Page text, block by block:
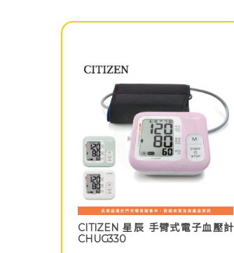
CITIZEN 星辰 手臂式電子血壓計
CHUG330